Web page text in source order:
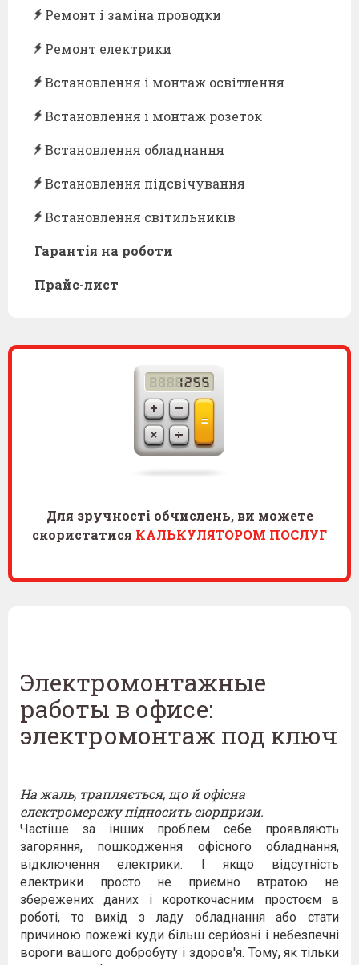
Ремонт і заміна проводки
Ремонт електрики
Встановлення і монтаж освітлення
Встановлення і монтаж розеток
Встановлення обладнання
Встановлення підсвічування
Встановлення світильників
Гарантія на роботи
Прайс-лист
Для зручності обчислень, ви можете
скористатися КАЛЬКУЛЯТОРОМ ПОСЛУГ
Электромонтажные
работы в офисе:
электромонтаж под ключ
На жаль, трапляється, що й офісна
електромережу підносить сюрпризи.
Частіше за інших проблем себе проявляють
загоряння, пошкодження офісного обладнання,
відключення електрики. І якщо відсутність
електрики просто не приємно втратою не
збережених даних і короткочасним простоєм в
роботі, то вихід з ладу обладнання або стати
причиною пожежі куди більш серйозні і небезпечні
вороги вашого добробуту і здоров'я. Тому, як тільки